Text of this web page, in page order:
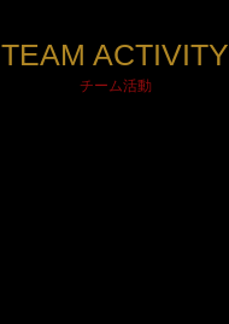
TEAM ACTIVITY
チーム活動